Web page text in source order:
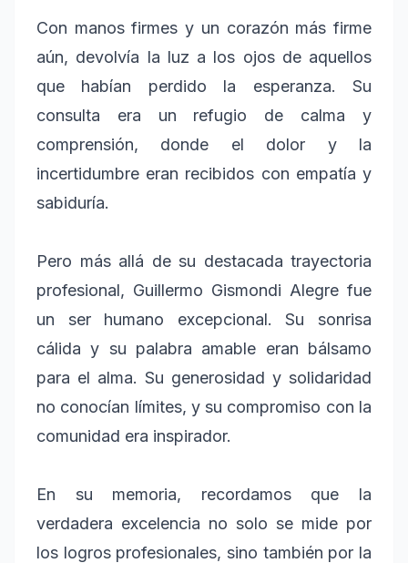
Con manos firmes y un corazón más firme
aún, devolvía la luz a los ojos de aquellos
que habían perdido la esperanza. Su
consulta era un refugio de calma y
comprensión, donde el dolor y la
incertidumbre eran recibidos con empatía y
sabiduría.
Pero más allá de su destacada trayectoria
profesional, Guillermo Gismondi Alegre fue
un ser humano excepcional. Su sonrisa
cálida y su palabra amable eran bálsamo
para el alma. Su generosidad y solidaridad
no conocían límites, y su compromiso con la
comunidad era inspirador.
En su memoria, recordamos que la
verdadera excelencia no solo se mide por
los logros profesionales, sino también por la